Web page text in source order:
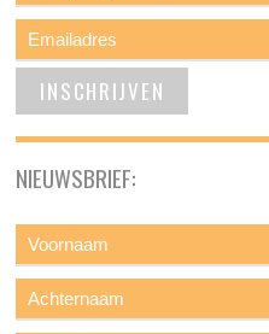
NIEUWSBRIEF: